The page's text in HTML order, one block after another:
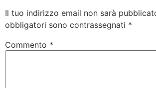
Il tuo indirizzo email non sarà
obbligatori sono contrassegnati *
Commento *